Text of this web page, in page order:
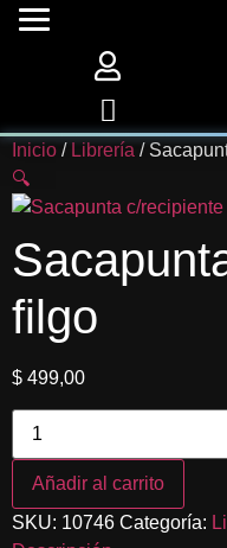
Inicio / Librería /
🔍
filgo
$ 499,00
Sacapunta
c/recipiente
filgo
cantidad
Añadir al carrito
SKU: 10746 Categoría: